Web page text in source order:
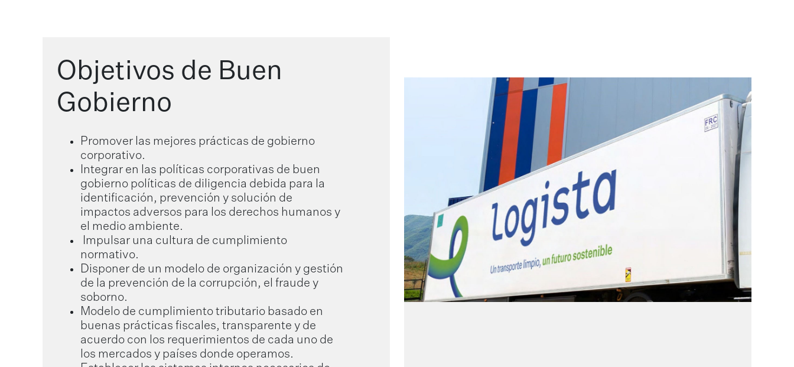
Objetivos de Buen
Gobierno
Promover las mejores prácticas de gobierno
corporativo.
Integrar en las políticas corporativas de buen
gobierno políticas de diligencia debida para la
identificación, prevención y solución de
impactos adversos para los derechos humanos y
el medio ambiente.
Impulsar una cultura de cumplimiento
normativo.
Disponer de un modelo de organización y gestión
de la prevención de la corrupción, el fraude y
soborno.
Modelo de cumplimiento tributario basado en
buenas prácticas fiscales, transparente y de
acuerdo con los requerimientos de cada uno de
los mercados y países donde operamos.